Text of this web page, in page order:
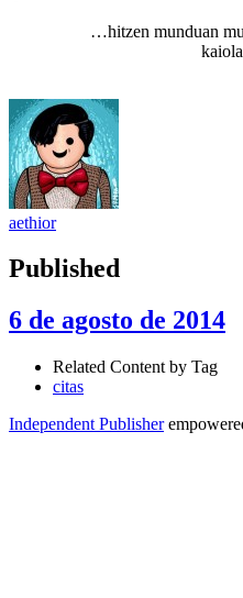
…hitzen munduan
aethior
Published
6 de agosto de 2014
Related Content by Tag
citas
Independent Publisher